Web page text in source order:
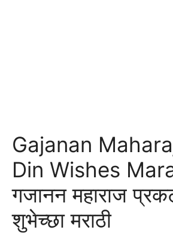
Gajanan
Din Wishes
गजानन महाराज
शुभेच्छा मराठी